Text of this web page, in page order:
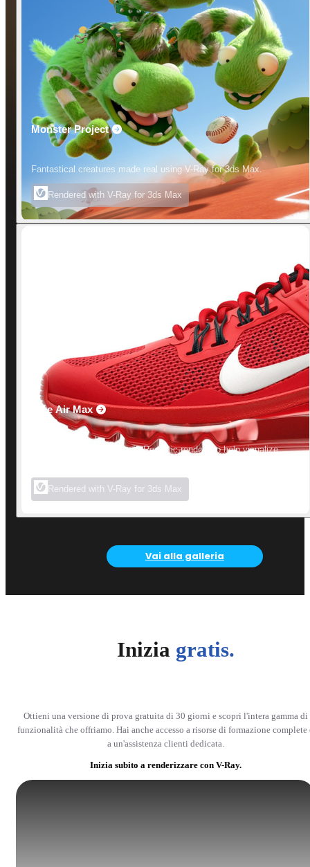
Monster Project
Fantastical creatures made real using V-Ray for 3ds Max.
Rendered with V-Ray for 3ds Max
Nike Air Max
Product design made easy. Realistic renders to help visualize
Rendered with V-Ray for 3ds Max
Vai alla galleria
Inizia gratis.
Ottieni una versione di prova gratuita di 30 giorni e scopri l'intera gamma di
funzionalità che offriamo. Hai anche accesso a risorse di formazione complete
a un'assistenza clienti dedicata.
Inizia subito a renderizzare con V-Ray.